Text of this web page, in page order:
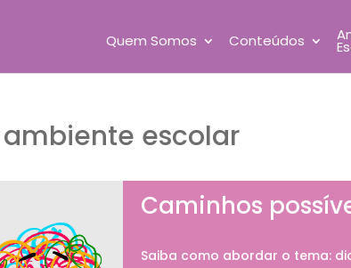
Quem Somos Conteúdos
escolar
Caminhos
Saiba como abordar o tema: